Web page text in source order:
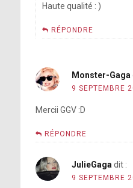
Haute qualité : )
RÉPONDRE
Monster-Gaga
9 SEPTEMBRE
Mercii GGV :D
RÉPONDRE
JulieGaga dit :
9 SEPTEMBRE